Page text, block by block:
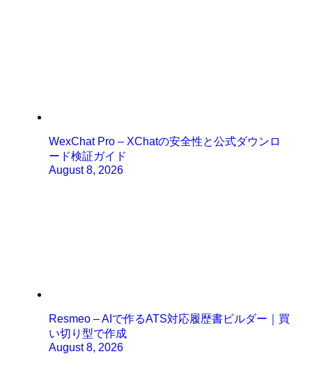
WexChat Pro – XChatの安全性と公式ダウンロ
ード検証ガイド
August 8, 2026
Resmeo – AIで作るATS対応履歴書ビルダー｜買
い切り型で作成
August 8, 2026